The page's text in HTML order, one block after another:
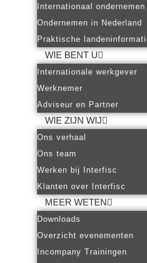
Internationaal ondernemen
Ondernemen in Nederland
Praktische
WIE BENT U
Internationale werkgever
Werknemer
Adviseur en Partner
WIE ZIJN WIJ
Ons verhaal
Ons team
Werken bij Interfisc
Klanten over Interfisc
MEER WETEN
Downloads
Overzicht evenementen
Incompany Trainingen